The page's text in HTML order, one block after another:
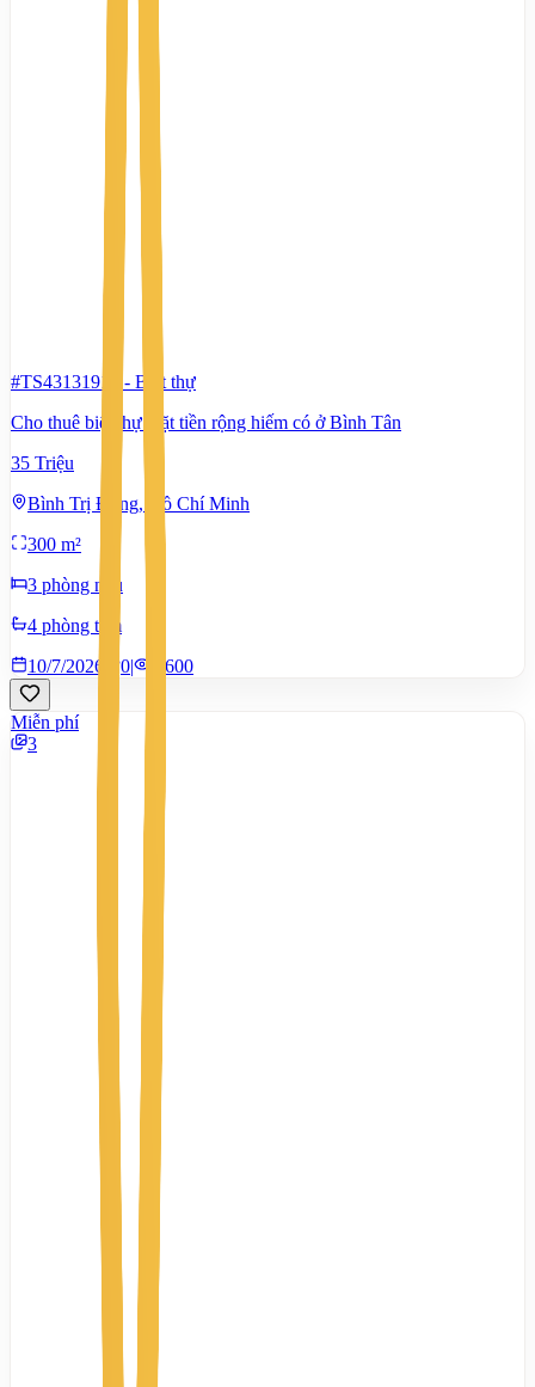
#TS43131914 - Biệt thự
Cho thuê biệt thự mặt tiền rộng hiếm có ở Bình Tân
35 Triệu
Bình Trị Đông, Hồ Chí Minh
300 m²
3 phòng ngủ
4 phòng tắm
10/7/2026
0| 1.600
Miễn phí
3